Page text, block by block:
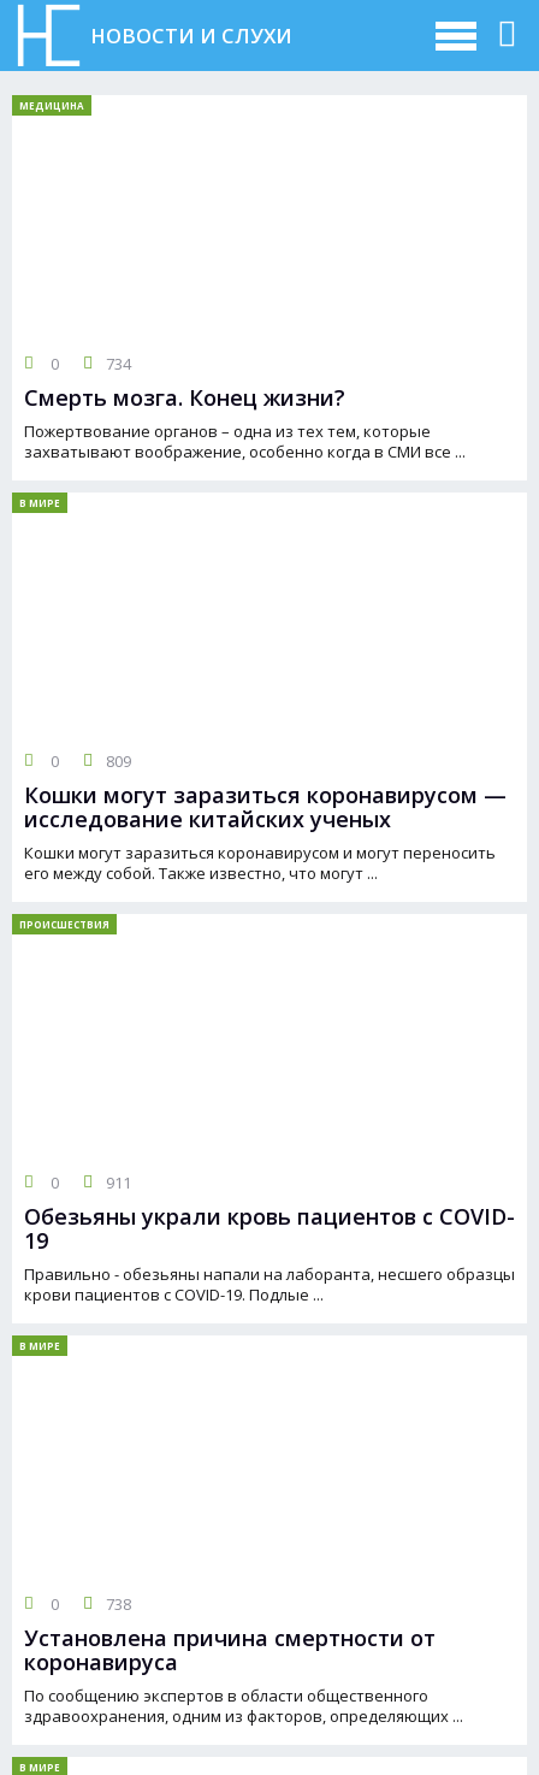
НОВОСТИ И СЛУХИ
МЕДИЦИНА
0 734
Смерть мозга. Конец жизни?
Пожертвование органов – одна из тех тем, которые
захватывают воображение, особенно когда в СМИ все ...
В МИРЕ
0 809
Кошки могут заразиться коронавирусом —
исследование китайских ученых
Кошки могут заразиться коронавирусом и могут переносить
его между собой. Также известно, что могут ...
ПРОИСШЕСТВИЯ
0 911
Обезьяны украли кровь пациентов с COVID-
19
Правильно - обезьяны напали на лаборанта, несшего образцы
крови пациентов с COVID-19. Подлые ...
В МИРЕ
0 738
Установлена причина смертности от
коронавируса
По сообщению экспертов в области общественного
здравоохранения, одним из факторов, определяющих ...
В МИРЕ